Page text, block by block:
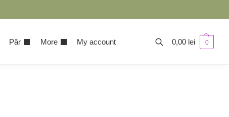
Păr More My account 0,00 lei 0